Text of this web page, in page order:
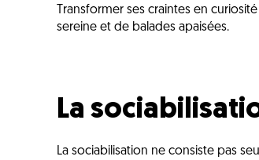
Transformer ses craintes en
sereine et de balades apaisées.
La
La sociabilisation ne consiste pas